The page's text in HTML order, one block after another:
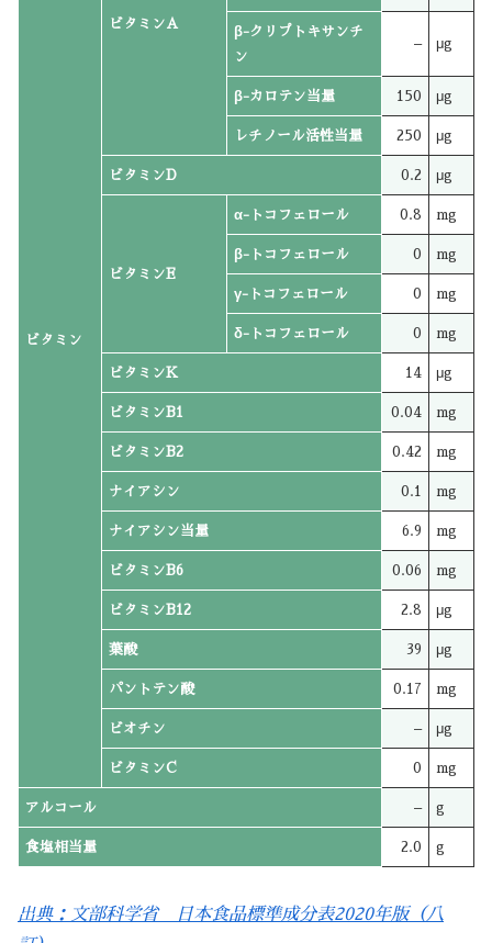
ビタミン
ビタミンA
β-クリプトキサンチ
ン
– μg
β-カロテン当量 150 μg
レチノール活性当量 250 μg
ビタミンD 0.2 μg
ビタミンE
α-トコフェロール 0.8 mg
β-トコフェロール 0 mg
γ-トコフェロール 0 mg
δ-トコフェロール 0 mg
ビタミンK 14 μg
ビタミンB1 0.04 mg
ビタミンB2 0.42 mg
ナイアシン 0.1 mg
ナイアシン当量 6.9 mg
ビタミンB6 0.06 mg
ビタミンB12 2.8 μg
葉酸 39 μg
パントテン酸 0.17 mg
ビオチン – μg
ビタミンC 0 mg
アルコール – g
食塩相当量 2.0 g
出典：文部科学省 日本食品標準成分表2020年版（八